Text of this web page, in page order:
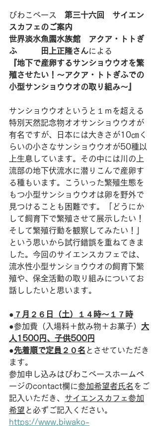
びわこベース 第三十六回　サイエン
スカフェのご案内
世界淡水魚園水族館　アクア・トトぎ
ふ　　　田上正隆さんによる
『地下で産卵するサンショウウオを繁
殖させたい！～アクア・トトぎふでの
小型サンショウウオの取り組み～』
サンショウウオというと１ｍを超える
特別天然記念物オオサンショウウオが
有名ですが、日本には大きさが10㎝く
らいの小さなサンショウウオが50種以
上生息しています。その中には川の上
流部の地下伏流水に潜りこんで産卵す
る種もいます。こういった繁殖生態を
もつ小型サンショウウオは卵を野外で
見つけることも困難です。「どうにか
して飼育下で繁殖させて展示したい！
そして繁殖行動を観察してみたい！」
という思いから試行錯誤を重ねてきま
した。今回のサイエンスカフェでは、
流水性小型サンショウウオの飼育下繁
殖や、保全活動の取り組みについてお
話ししたいと思います。
● ７月２６日（土）１４時～１７時
●参加費（入場料＋飲み物＋お菓子） 大
人1500円、子供500円
●先着順で定員２０名 とさせていただき
ます。
参加申し込みはびわこベースホームペ
ージのcontact欄に参加希望者氏名 をご
記入いただき、 サイエンスカフェ参加
希望 と必ずご記入ください。
https://www.biwako-